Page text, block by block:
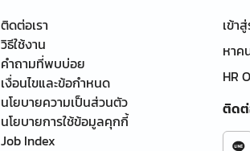
ติดต่อเรา
วิธีใช้งาน
คำถามที่พบบ่อย
เงื่อนไขและข้อกำหนด
นโยบายความเป็นส่วนตัว
นโยบายการใช้ข้อมูลคุกกี้
Job Index
เข้า
หาค
HR
ติดต่